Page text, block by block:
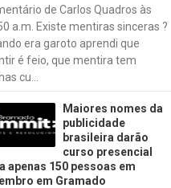
de Carlos Quadros às
a.m. Existe mentiras sinceras ?
era garoto aprendi que
é feio, que mentira tem
cu...
Maiores nomes da
publicidade
brasileira darão
curso presencial
apenas 150 pessoas em
em Gramado